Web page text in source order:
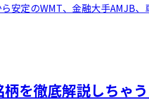
安定のWMT、金融大手AMJB
を徹底解説しちゃ